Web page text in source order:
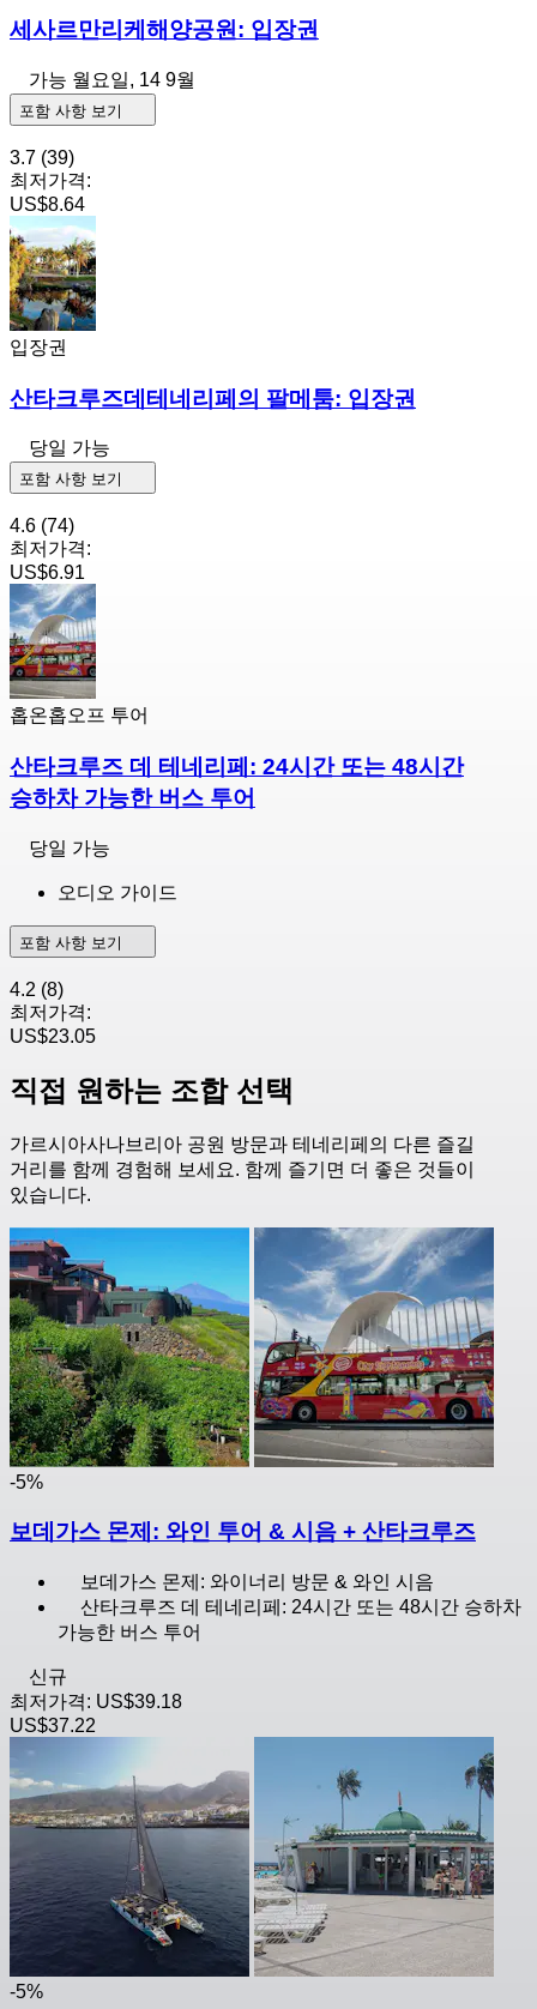
세사르만리케해양공원: 입장권
가능 월요일, 14 9월
포함 사항 보기
3.7 (39)
최저가격:
US$8.64
입장권
산타크루즈데테네리페의 팔메툼: 입장권
당일 가능
포함 사항 보기
4.6 (74)
최저가격:
US$6.91
홉온홉오프 투어
산타크루즈 데 테네리페: 24시간 또는 48시간
승하차 가능한 버스 투어
당일 가능
오디오 가이드
포함 사항 보기
4.2 (8)
최저가격:
US$23.05
직접 원하는 조합 선택
가르시아사나브리아 공원 방문과 테네리페의 다른 즐길
거리를 함께 경험해 보세요. 함께 즐기면 더 좋은 것들이
있습니다.
-5%
보데가스 몬제: 와인 투어 & 시음 + 산타크루즈
보데가스 몬제: 와이너리 방문 & 와인 시음
산타크루즈 데 테네리페: 24시간 또는 48시간 승하차
가능한 버스 투어
신규
최저가격: US$39.18
US$37.22
-5%